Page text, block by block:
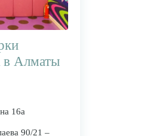
Алматы
16а
90/21 –